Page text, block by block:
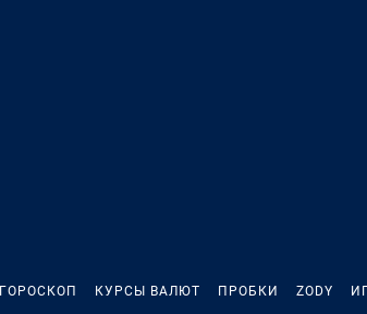
ГОРОСКОП КУРСЫ ВАЛЮТ ПРОБКИ ZODY